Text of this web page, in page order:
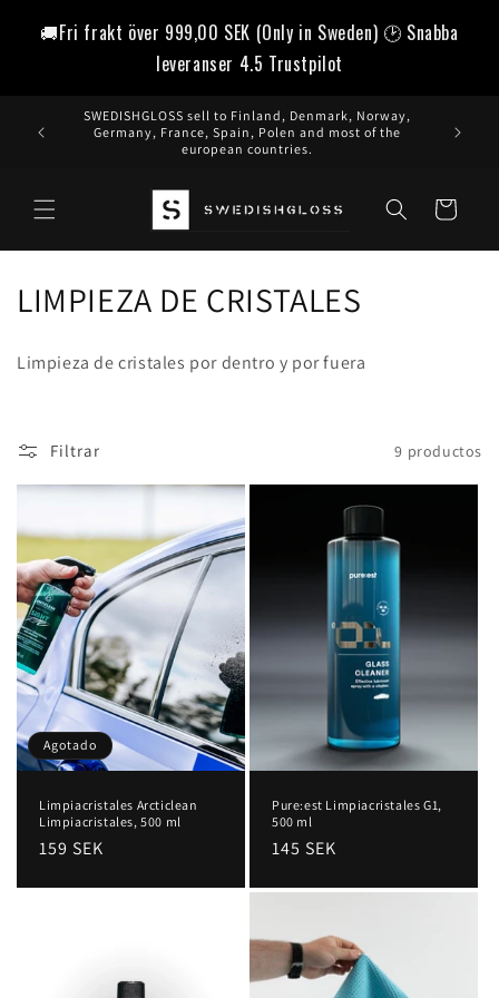
🚚Fri frakt över 999,00 SEK (Only in Sweden) 🕑 Snabba
leveranser 4.5 Trustpilot
directamente
al contenido
SWEDISHGLOSS sell to Finland, Denmark, Norway,
Germany, France, Spain, Polen and most of the
european countries.
Carrito
C
c
i
ó
n
:
LIMPIEZA DE CRISTALES
Limpieza de cristales por dentro y por fuera
Filtrar 9 productos
Agotado
Limpiacristales Arcticlean
Limpiacristales, 500 ml
Precio
159 SEK
Pure:est Limpiacristales G1,
500 ml
Precio
145 SEK